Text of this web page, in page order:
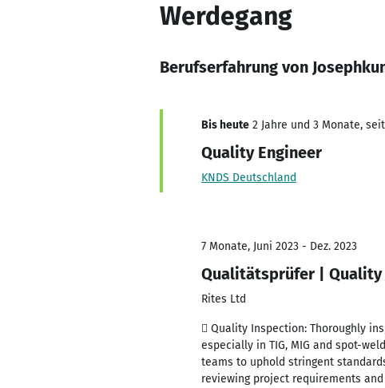
Werdegang
Berufserfahrung von
Bis heute 2 Jahre und 3 Monate,
Quality Engineer
KNDS Deutschland
7 Monate, Juni 2023 - Dez. 2023
Qualitätsprüfer | Quality
Rites Ltd
 Quality Inspection: Thoroughly
especially in TIG, MIG and spot-
teams to uphold stringent
reviewing project requirements